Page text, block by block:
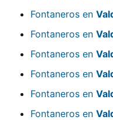
Fontaneros en
Fontaneros en
Fontaneros en
Fontaneros en
Fontaneros en
Fontaneros en